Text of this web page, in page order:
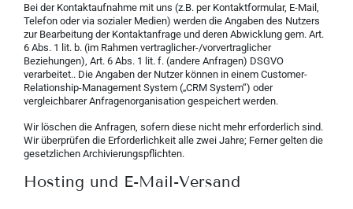
Bei der Kontaktaufnahme mit uns (z.B. per Kontaktformular, E-Mail,
Telefon oder via sozialer Medien) werden die Angaben des Nutzers
zur Bearbeitung der Kontaktanfrage und deren Abwicklung gem. Art.
6 Abs. 1 lit. b. (im Rahmen vertraglicher-/vorvertraglicher
Beziehungen), Art. 6 Abs. 1 lit. f. (andere Anfragen) DSGVO
verarbeitet.. Die Angaben der Nutzer können in einem Customer-
Relationship-Management System („CRM System“) oder
vergleichbarer Anfragenorganisation gespeichert werden.
Wir löschen die Anfragen, sofern diese nicht mehr erforderlich sind.
Wir überprüfen die Erforderlichkeit alle zwei Jahre; Ferner gelten die
gesetzlichen Archivierungspflichten.
Hosting und E-Mail-Versand